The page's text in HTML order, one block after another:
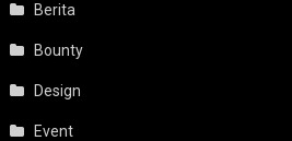
Berita
Bounty
Design
Event